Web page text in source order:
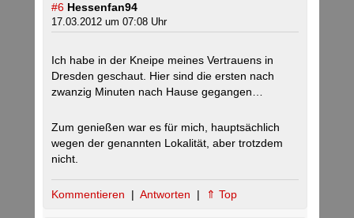
#6 Hessenfan94
17.03.2012 um 07:08 Uhr
Ich habe in der Kneipe meines Vertrauens in
Dresden geschaut. Hier sind die ersten nach
zwanzig Minuten nach Hause gegangen…
Zum genießen war es für mich, hauptsächlich
wegen der genannten Lokalität, aber trotzdem
nicht.
Kommentieren | Antworten | ⇑ Top